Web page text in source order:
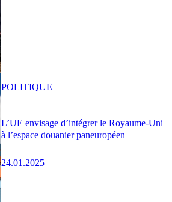
L’UE envisage d’intégrer le Royaume-Uni
à l’espace douanier paneuropéen
24.01.2025
POLITIQUE